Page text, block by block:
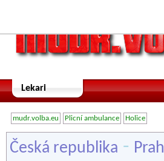
Lekari
mudr.volba.eu Plicní ambulance Holice
Česká republika -